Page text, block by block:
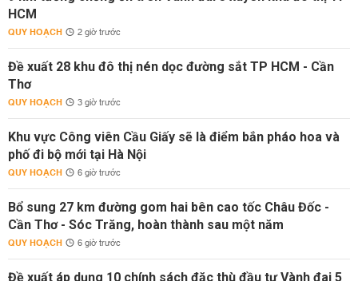
HCM
QUY HOẠCH 2 giờ trước
Đề xuất 28 khu đô thị nén dọc đường sắt TP HCM - Cần
Thơ
QUY HOẠCH 3 giờ trước
Khu vực Công viên Cầu Giấy sẽ là điểm bắn pháo hoa và
phố đi bộ mới tại Hà Nội
QUY HOẠCH 6 giờ trước
Bổ sung 27 km đường gom hai bên cao tốc Châu Đốc -
Cần Thơ - Sóc Trăng, hoàn thành sau một năm
QUY HOẠCH 6 giờ trước
Đề xuất áp dụng 10 chính sách đặc thù đầu tư Vành đai 5